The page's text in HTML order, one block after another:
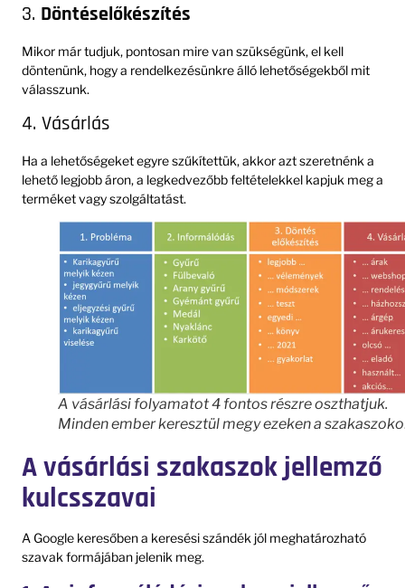
3. Döntéselőkészítés
Mikor már tudjuk, pontosan mire van szükségünk, el kell
döntenünk, hogy a rendelkezésünkre álló lehetőségekből mit
válasszunk.
4. Vásárlás
Ha a lehetőségeket egyre szűkítettük, akkor azt szeretnénk a
lehető legjobb áron, a legkedvezőbb feltételekkel kapjuk meg a
terméket vagy szolgáltatást.
A vásárlási folyamatot 4 fontos részre oszthatjuk.
Minden ember keresztül megy ezeken a
A vásárlási szakaszok jellemző
kulcsszavai
A Google keresőben a keresési szándék jól meghatározható
szavak formájában jelenik meg.